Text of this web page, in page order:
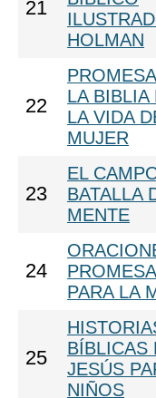
21
HOLMAN
22
LA BIBLIA
LA VIDA
MUJER
23
EL
BATALLA
MENTE
24
PARA LA
25
BÍBLICAS
JESÚS
NIÑOS